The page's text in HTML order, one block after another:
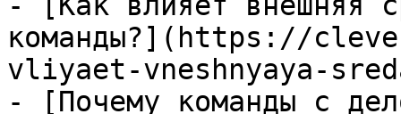
команды?](https://
vliyaet-vneshnyaya-
- [Почему команды с